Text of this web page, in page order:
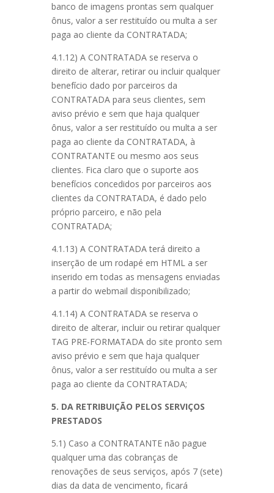
banco de imagens prontas sem qualquer
ônus, valor a ser restituído ou multa a ser
paga ao cliente da CONTRATADA;
4.1.12) A CONTRATADA se reserva o
direito de alterar, retirar ou incluir qualquer
benefício dado por parceiros da
CONTRATADA para seus clientes, sem
aviso prévio e sem que haja qualquer
ônus, valor a ser restituído ou multa a ser
paga ao cliente da CONTRATADA, à
CONTRATANTE ou mesmo aos seus
clientes. Fica claro que o suporte aos
benefícios concedidos por parceiros aos
clientes da CONTRATADA, é dado pelo
próprio parceiro, e não pela
CONTRATADA;
4.1.13) A CONTRATADA terá direito a
inserção de um rodapé em HTML a ser
inserido em todas as mensagens enviadas
a partir do webmail disponibilizado;
4.1.14) A CONTRATADA se reserva o
direito de alterar, incluir ou retirar qualquer
TAG PRE-FORMATADA do site pronto sem
aviso prévio e sem que haja qualquer
ônus, valor a ser restituído ou multa a ser
paga ao cliente da CONTRATADA;
5. DA RETRIBUIÇÃO PELOS SERVIÇOS
PRESTADOS
5.1) Caso a CONTRATANTE não pague
qualquer uma das cobranças de
renovações de seus serviços, após 7 (sete)
dias da data de vencimento, ficará